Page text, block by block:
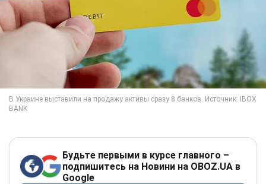
Будьте первыми в курсе главного –
подпишитесь на Новини на OBOZ.UA в
Google